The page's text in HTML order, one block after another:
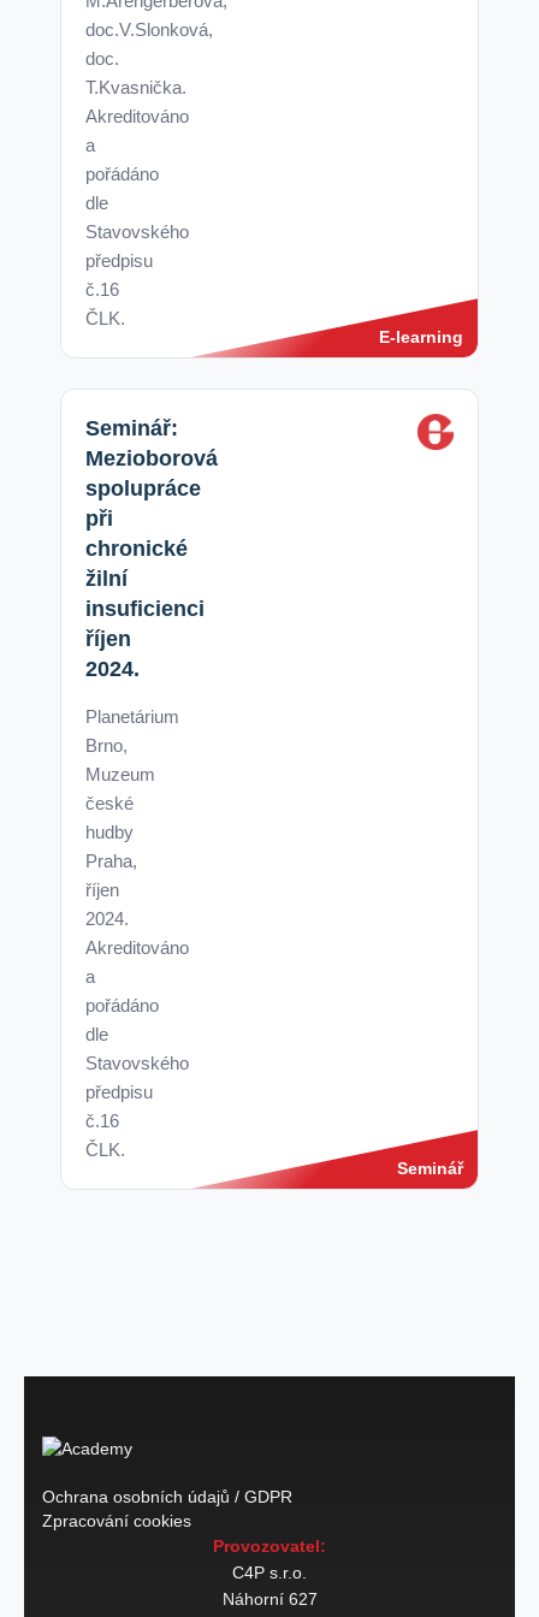
doc.V.Slonková,
doc.
T.Kvasnička.
Akreditováno
a
pořádáno
dle
Stavovského
předpisu
č.16
ČLK.
E-learning
Seminář:
Mezioborová
spolupráce
při
chronické
žilní
insuficienci
říjen
2024.
Planetárium
Brno,
Muzeum
české
hudby
Praha,
říjen
2024.
Akreditováno
a
pořádáno
dle
Stavovského
předpisu
č.16
ČLK.
Seminář
Ochrana osobních údajů / GDPR
Zpracování cookies
Provozovatel:
C4P s.r.o.
Náhorní 627